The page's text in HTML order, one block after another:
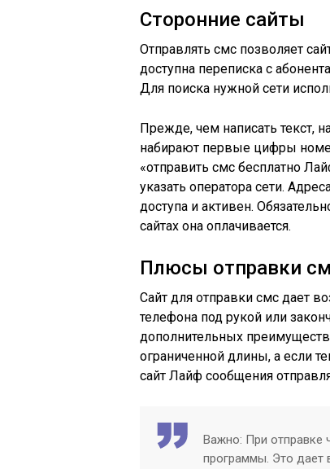
Сторонние сайты
Отправлять смс позволяет
доступна переписка с
Для поиска нужной сети
Прежде, чем написать текст,
набирают первые цифры
«отправить смс бесплатно
указать оператора сети.
доступа и активен.
сайтах она оплачивается.
Плюсы отправки
Сайт для отправки смс дает
телефона под рукой или
дополнительных преимуществ
ограниченной длины, а если
сайт Лайф сообщения
Важно: При отправке
программы. Это дает